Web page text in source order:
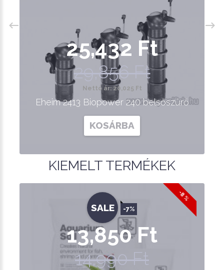
25,432 Ft
29,856 Ft
Nettó ár: 20,025 Ft
Eheim 2413 Biopower 240 belsőszűrő
KOSÁRBA
KIEMELT TERMÉKEK
-8 %
SALE -7%
13,850 Ft
14,990 Ft